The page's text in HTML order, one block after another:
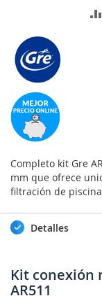
Completo kit Gre
mm que ofrece
filtración de
Detalles
Kit conexión
AR511